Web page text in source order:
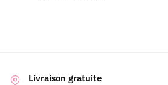
Livraison gratuite